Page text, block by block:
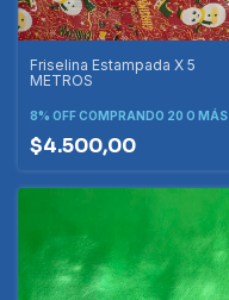
Friselina Estampada X 5
METROS
8% OFFCOMPRANDO 20 O MÁS
$4.500,00